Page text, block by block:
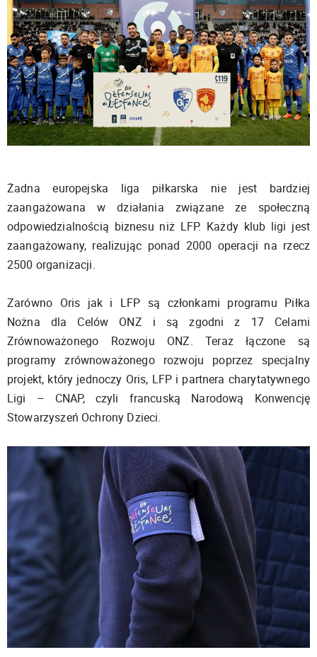
Żadna europejska liga piłkarska nie jest bardziej
zaangażowana w działania związane ze społeczną
odpowiedzialnością biznesu niż LFP. Każdy klub ligi jest
zaangażowany, realizując ponad 2000 operacji na rzecz
2500 organizacji.
Zarówno Oris jak i LFP są członkami programu Piłka
Nożna dla Celów ONZ i są zgodni z 17 Celami
Zrównoważonego Rozwoju ONZ. Teraz łączone są
programy zrównoważonego rozwoju poprzez specjalny
projekt, który jednoczy Oris, LFP i partnera charytatywnego
Ligi – CNAP, czyli francuską Narodową Konwencję
Stowarzyszeń Ochrony Dzieci.